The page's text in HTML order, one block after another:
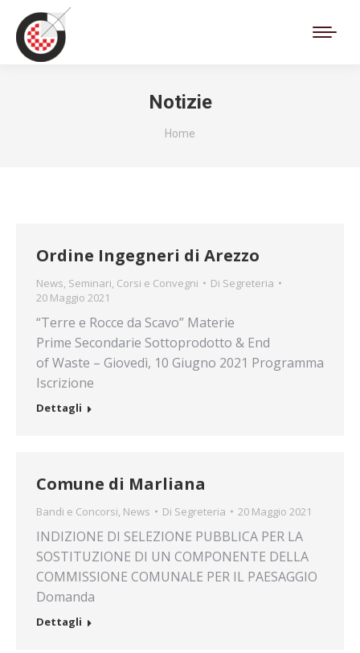
Notizie
Tu sei qui:
Home
Ordine Ingegneri di Arezzo
News, Seminari, Corsi e Convegni Di Segreteria
20 Maggio 2021
“Terre e Rocce da Scavo” Materie
Prime Secondarie Sottoprodotto & End
of Waste – Giovedì, 10 Giugno 2021 Programma
Iscrizione
Dettagli
Comune di Marliana
Bandi e Concorsi, News Di Segreteria 20 Maggio 2021
INDIZIONE DI SELEZIONE PUBBLICA PER LA
SOSTITUZIONE DI UN COMPONENTE DELLA
COMMISSIONE COMUNALE PER IL PAESAGGIO
Domanda
Dettagli